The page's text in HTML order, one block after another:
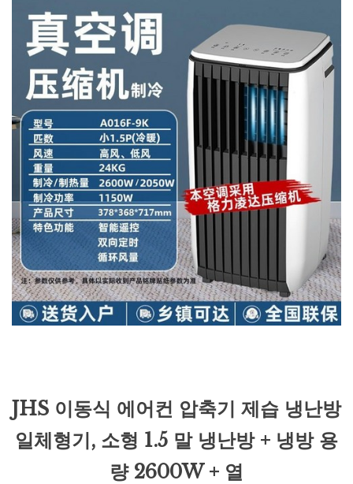
JHS 이동식 에어컨 압축기 제습 냉난방
일체형기, 소형 1.5 말 냉난방 + 냉방 용
량 2600W + 열